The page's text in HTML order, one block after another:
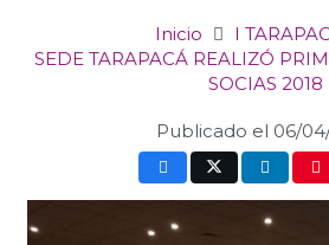
Inicio
I
SEDE TARAPACÁ REALIZÓ
SOCIAS 2018
Publicado el 06/